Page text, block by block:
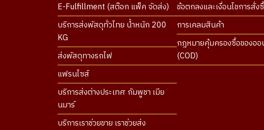
E-Fulfillment (สต๊อก แพ็ค จัดส่ง)
บริการส่งพัสดุทั่วไทย น้ำหนัก 200
KG
ส่งพัสดุทางรถไฟ
แฟรนไซส์
บริการส่งต่างประเทศ กัมพูชา เมีย
นมาร์
บริการเราช่วยขาย เราช่วยส่ง
ข้อตกลงและเงื่อนไขการสั่ง
การเคลมสินค้า
กฎหมายคุ้มครองซื้อของออ
(COD)